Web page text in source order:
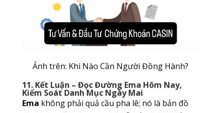
Ảnh trên: Khi Nào Cần Người Đồng Hành?
11. Kết Luận – Đọc Đường Ema Hôm Nay,
Kiểm Soát Danh Mục Ngày Mai
Ema không phải quả cầu pha lê; nó là bản đồ